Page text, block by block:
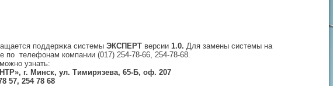
поддержка системы ЭКСПЕРТ версии 1.0. Для замены системы на
по телефонам компании (017) 254-78-66, 254-78-68.
узнать:
г. Минск, ул. Тимирязева, 65-Б, оф. 207
57, 254 78 68